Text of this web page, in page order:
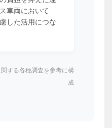
車両において
した活用につな
する各種調査を参考に構
成